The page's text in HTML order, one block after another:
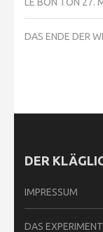
LE BON TON 27.
DAS ENDE DER
DER
IMPRESSUM
DAS EXPERIMENT